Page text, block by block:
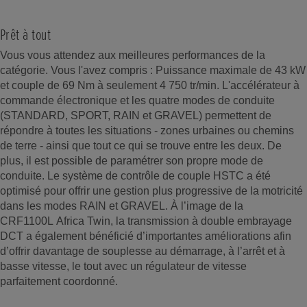
Prêt à tout
Vous vous attendez aux meilleures performances de la
catégorie. Vous l'avez compris : Puissance maximale de 43 kW
et couple de 69 Nm à seulement 4 750 tr/min. L'accélérateur à
commande électronique et les quatre modes de conduite
(STANDARD, SPORT, RAIN et GRAVEL) permettent de
répondre à toutes les situations - zones urbaines ou chemins
de terre - ainsi que tout ce qui se trouve entre les deux. De
plus, il est possible de paramétrer son propre mode de
conduite. Le système de contrôle de couple HSTC a été
optimisé pour offrir une gestion plus progressive de la motricité
dans les modes RAIN et GRAVEL. À l’image de la
CRF1100L Africa Twin, la transmission à double embrayage
DCT a également bénéficié d’importantes améliorations afin
d’offrir davantage de souplesse au démarrage, à l’arrêt et à
basse vitesse, le tout avec un régulateur de vitesse
parfaitement coordonné.